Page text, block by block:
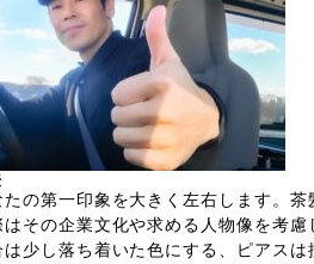
の第一印象を大きく左右します。
その企業文化や求める人物像を考
少し落ち着いた色にする、ピアス